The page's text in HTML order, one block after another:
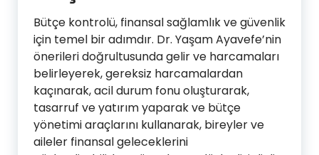
Bütçe kontrolü, finansal sağlamlık ve güvenlik
için temel bir adımdır. Dr. Yaşam Ayavefe’nin
önerileri doğrultusunda gelir ve harcamaları
belirleyerek, gereksiz harcamalardan
kaçınarak, acil durum fonu oluşturarak,
tasarruf ve yatırım yaparak ve bütçe
yönetimi araçlarını kullanarak, bireyler ve
aileler finansal geleceklerini